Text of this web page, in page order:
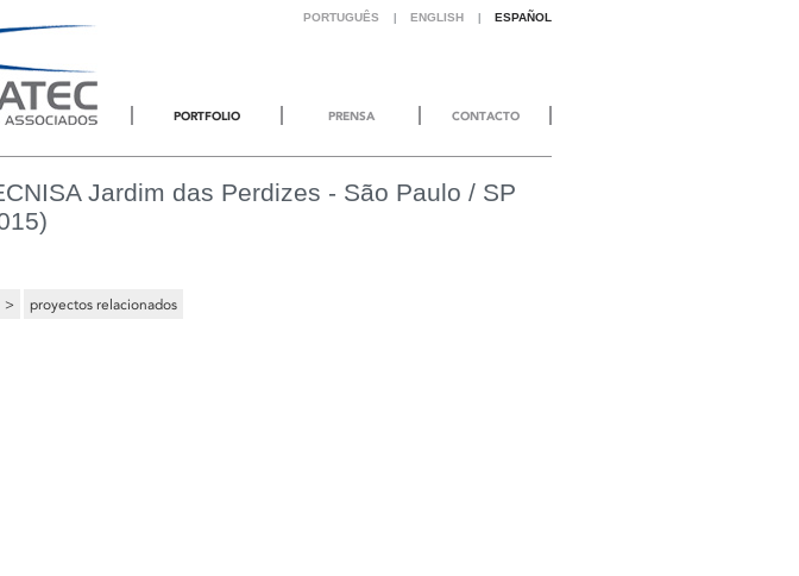
PORTUGUÊS ENGLISH ESPAÑOL
PORTFOLIO PRENSA CONTACTO
Jardim das Perdizes - São Paulo / SP
> proyectos relacionados